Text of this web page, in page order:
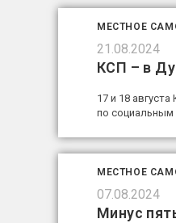
МЕСТНОЕ
21.08.2024
КСП – в
17 и 18
по социальным
МЕСТНОЕ
07.08.2024
Минус